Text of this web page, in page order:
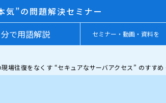
気”の問題解決セミナー
分で用語解説 セミナー・動画・資料を
現場往復をなくす “セキュアなサーバアクセス” のす